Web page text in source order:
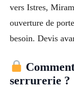
vers Istres,
ouverture de
besoin. Devis
serrurerie ?